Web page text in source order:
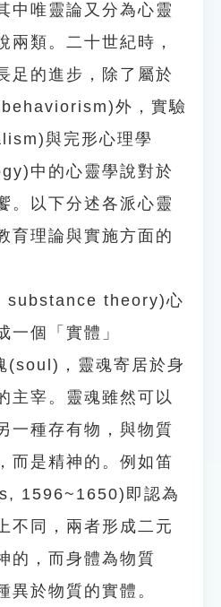
中唯靈論又分為心靈
兩類。二十世紀時，
足的進步，除了屬於
外，實驗
與完形心理學
中的心靈學說對於
。以下分述各派心靈
育理論與實施方面的
substance theory)心
一個「實體」
，靈魂寄居於身
主宰。靈魂雖然可以
一種存有物，與物質
而是精神的。例如笛
1596~1650)即認為
不同，兩者形成二元
的，而身體為物質
異於物質的實體。